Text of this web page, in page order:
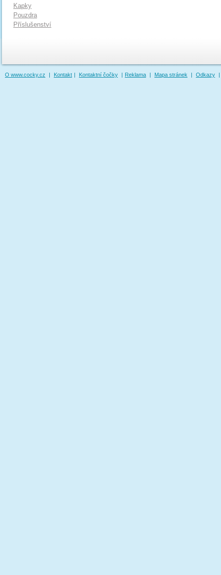
Kapky
Pouzdra
Příslušenství
O www.cocky.cz | Kontakt | Kontaktní čočky | Reklama | Mapa stránek | Odkazy |